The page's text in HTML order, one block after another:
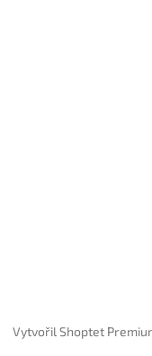
Vytvořil Shoptet